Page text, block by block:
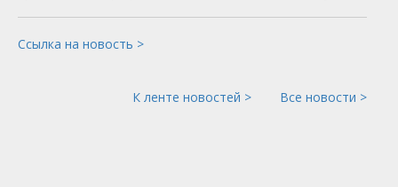
Ссылка на новость >
К ленте новостей > Все новости >